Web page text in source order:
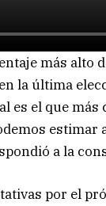
más alto
la última
es el que más
estimar
a la
por el